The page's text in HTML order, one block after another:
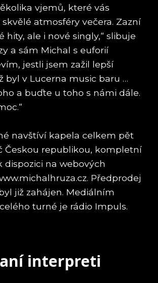
vjemů, které vás
atmosféry večera. Zazní
hity, ale i nové singly,“ slibuje
a sám Michal s euforií
jestli jsem zažil lepší
byl v Lucerna music baru …
a buďte u toho s námi dále.
navštíví kapela celkem pět
Českou republikou, kompletní
dispozici na webových
Předprodej
již zahájen. Mediálním
turné je rádio Impuls.
interpreti